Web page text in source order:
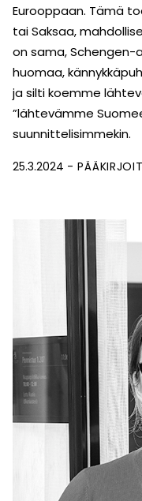
Eurooppaan. Tämä
tai Saksaa,
on sama, Schengen-
huomaa,
ja silti koemme
”lähtevämme
suunnittelisimmekin.
25.3.2024